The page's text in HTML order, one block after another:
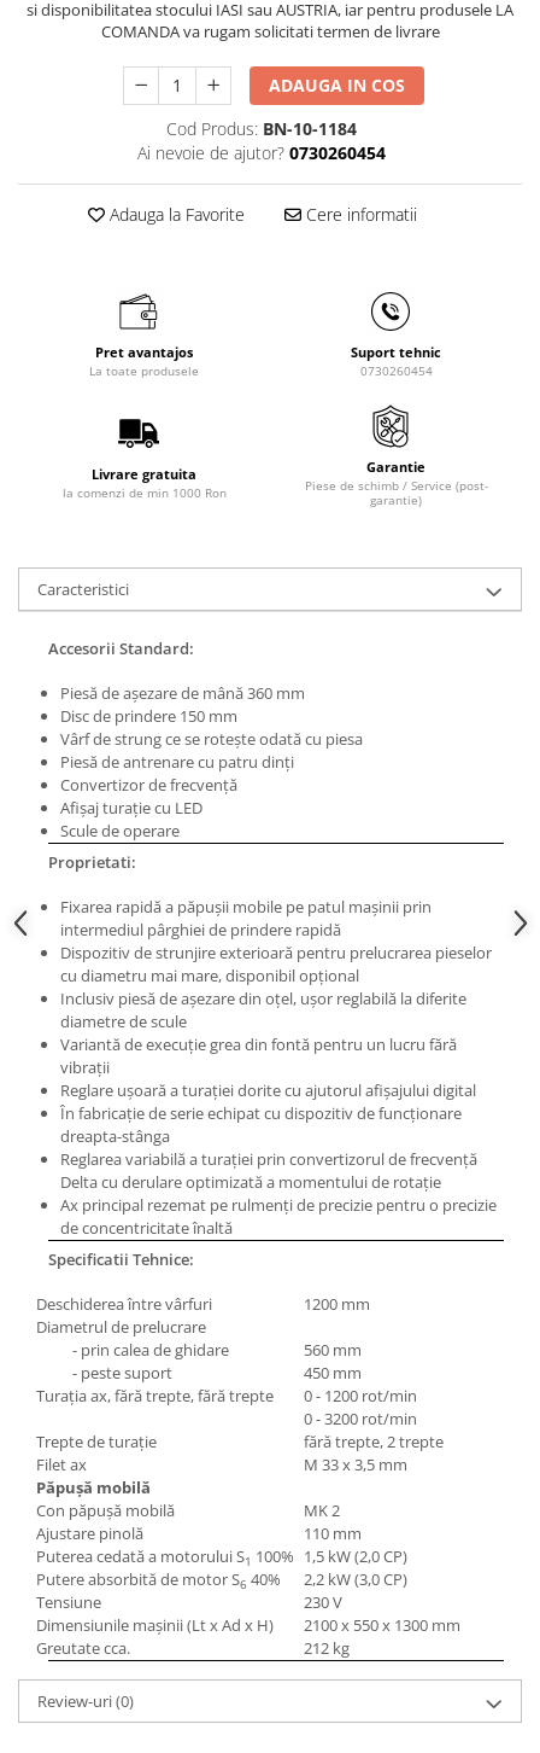
Masini de gaurit cu masa
Masini de gaurit radiale
Masini de gaurit si frezat
Masini de gaurit cu freza
Masini de frezat universale
Masini de frezat multifunctionale
Masini de frezat universale SERVO
Masini de frezat verticale
Masini de ascutit burghie
Masini de lustruit
Masini de polizat bavuri cu perii
Masini de rectificat plan
Masini de rectificat rotund
Masini de slefuit combinate
Masini de slefuit cu banda
Masini de slefuit cu disc
Masini de slefuit cu mediu umed si
Masini de slefuit cutite de gravat
Masini de tesit
Masini pentru slefuit tevi
Masini universale de ascutit
Polizoare de banc
Masini de filetat
Masini pneumatice de filetat
Masini electrice de filetat
Exhaustor pentru aschii metal
Masini de gaurit cu talpa
magnetica
Instalatii de spalare a pieselor
Accesorii prelucrare metal
Universale de strung si accesorii
pentru strunguri
Falci pentru 3 bacuri PS3/ PO3
Falci pentru 4 bacuri PS4/ PO4
Fălcile pentru 3-bacuri DK11
Mandrine independente
Mandrină cu 3 fălci din fontă
Mandrină cu 3 fălci din otel
Mandrină cu 4 fălci din fontă
Mandrină cu 4 fălci din otel
Seturi de unelte pentru strungarie
Standuri pentru strunguri
Dispozitive de prindere pentru
si disponibilitatea stocului IASI sau AUSTRIA, iar pentru produsele LA
COMANDA va rugam solicitati termen de livrare
ADAUGA IN COS
Cod Produs: BN-10-1184
Ai nevoie de ajutor? 0730260454
Adauga la Favorite Cere informatii
Pret avantajos
La toate produsele
Suport tehnic
0730260454
Livrare gratuita
la comenzi de min 1000 Ron
Garantie
Piese de schimb / Service (post-
garantie)
Caracteristici
Accesorii Standard:
Piesă de aşezare de mână 360 mm
Disc de prindere 150 mm
Vârf de strung ce se roteşte odată cu piesa
Piesă de antrenare cu patru dinţi
Convertizor de frecvenţă
Afişaj turaţie cu LED
Scule de operare
Proprietati:
Fixarea rapidă a păpuşii mobile pe patul maşinii prin
intermediul pârghiei de prindere rapidă
Dispozitiv de strunjire exterioară pentru prelucrarea pieselor
cu diametru mai mare, disponibil opţional
Inclusiv piesă de aşezare din oţel, uşor reglabilă la diferite
diametre de scule
Variantă de execuţie grea din fontă pentru un lucru fără
vibraţii
Reglare uşoară a turaţiei dorite cu ajutorul afişajului digital
În fabricaţie de serie echipat cu dispozitiv de funcţionare
dreapta-stânga
Reglarea variabilă a turaţiei prin convertizorul de frecvenţă
Delta cu derulare optimizată a momentului de rotaţie
Ax principal rezemat pe rulmenţi de precizie pentru o precizie
de concentricitate înaltă
Specificatii Tehnice:
Deschiderea între vârfuri
1200 mm
Diametrul de prelucrare
- prin calea de ghidare
560 mm
- peste suport
450 mm
Turaţia ax, fără trepte, fără trepte
0 - 1200 rot/min
0 - 3200 rot/min
Trepte de turaţie
fără trepte, 2 trepte
Filet ax
M 33 x 3,5 mm
Păpuşă mobilă
Con păpuşă mobilă
MK 2
Ajustare pinolă
110 mm
Puterea cedată a motorului S1 100% 1,5 kW (2,0 CP)
Putere absorbită de motor S6 40%
2,2 kW (3,0 CP)
Tensiune
230 V
Dimensiunile maşinii (Lt x Ad x H)
2100 x 550 x 1300 mm
Greutate cca.
212 kg
Review-uri(0)